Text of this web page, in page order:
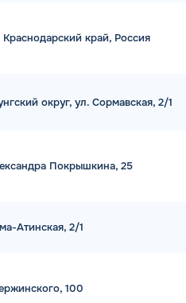
край, Россия
округ, ул. Сормавская, 2/1
Покрышкина, 25
Атинская, 2/1
100